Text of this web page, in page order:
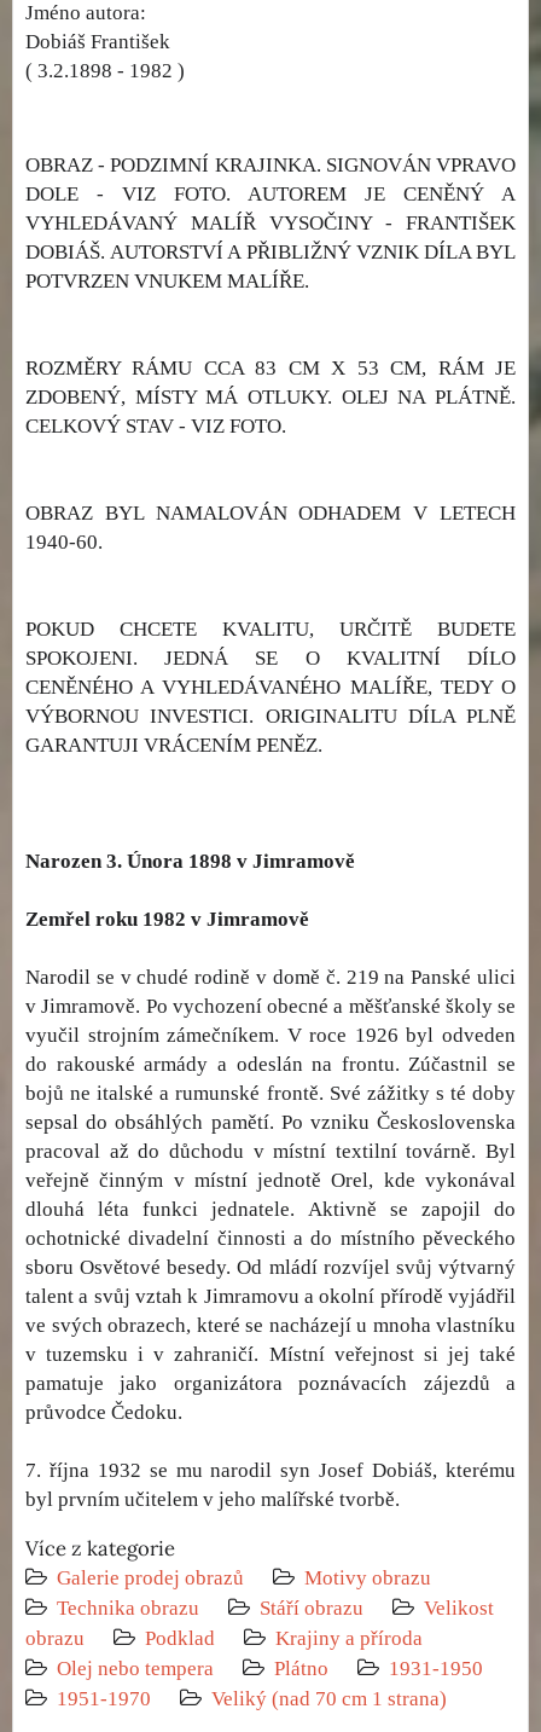
Jméno autora:
Dobiáš František
( 3.2.1898 - 1982 )
OBRAZ - PODZIMNÍ KRAJINKA. SIGNOVÁN VPRAVO
DOLE - VIZ FOTO. AUTOREM JE CENĚNÝ A
VYHLEDÁVANÝ MALÍŘ VYSOČINY - FRANTIŠEK
DOBIÁŠ. AUTORSTVÍ A PŘIBLIŽNÝ VZNIK DÍLA BYL
POTVRZEN VNUKEM MALÍŘE.
ROZMĚRY RÁMU CCA 83 CM X 53 CM, RÁM JE
ZDOBENÝ, MÍSTY MÁ OTLUKY. OLEJ NA PLÁTNĚ.
CELKOVÝ STAV - VIZ FOTO.
OBRAZ BYL NAMALOVÁN ODHADEM V LETECH
1940-60.
POKUD CHCETE KVALITU, URČITĚ BUDETE
SPOKOJENI. JEDNÁ SE O KVALITNÍ DÍLO
CENĚNÉHO A VYHLEDÁVANÉHO MALÍŘE, TEDY O
VÝBORNOU INVESTICI. ORIGINALITU DÍLA PLNĚ
GARANTUJI VRÁCENÍM PENĚZ.
Narozen 3. Února 1898 v Jimramově
Zemřel roku 1982 v Jimramově
Narodil se v chudé rodině v domě č. 219 na Panské ulici
v Jimramově. Po vychození obecné a měšťanské školy se
vyučil strojním zámečníkem. V roce 1926 byl odveden
do rakouské armády a odeslán na frontu. Zúčastnil se
bojů ne italské a rumunské frontě. Své zážitky s té doby
sepsal do obsáhlých pamětí. Po vzniku Československa
pracoval až do důchodu v místní textilní továrně. Byl
veřejně činným v místní jednotě Orel, kde vykonával
dlouhá léta funkci jednatele. Aktivně se zapojil do
ochotnické divadelní činnosti a do místního pěveckého
sboru Osvětové besedy. Od mládí rozvíjel svůj výtvarný
talent a svůj vztah k Jimramovu a okolní přírodě vyjádřil
ve svých obrazech, které se nacházejí u mnoha vlastníku
v tuzemsku i v zahraničí. Místní veřejnost si jej také
pamatuje jako organizátora poznávacích zájezdů a
průvodce Čedoku.
7. října 1932 se mu narodil syn Josef Dobiáš, kterému
byl prvním učitelem v jeho malířské tvorbě.
Více z kategorie
Galerie prodej obrazů
Motivy obrazu
Technika obrazu
Stáří obrazu
Velikost
obrazu
Podklad
Krajiny a příroda
Olej nebo tempera
Plátno
1931-1950
1951-1970
Veliký (nad 70 cm 1 strana)